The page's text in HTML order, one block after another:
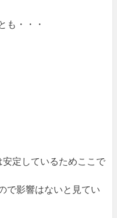
も・・・
定しているためここで
で影響はないと見てい